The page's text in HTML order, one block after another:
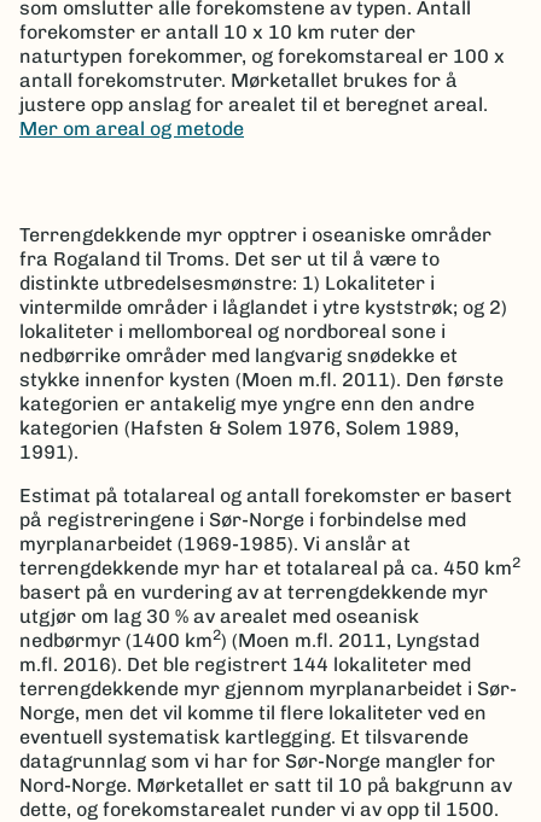
som omslutter alle forekomstene av typen. Antall
forekomster er antall 10 x 10 km ruter der
naturtypen forekommer, og forekomstareal er 100 x
antall forekomstruter. Mørketallet brukes for å
justere opp anslag for arealet til et beregnet areal.
Mer om areal og metode
Terrengdekkende myr opptrer i oseaniske områder
fra Rogaland til Troms. Det ser ut til å være to
distinkte utbredelsesmønstre: 1) Lokaliteter i
vintermilde områder i låglandet i ytre kyststrøk; og 2)
lokaliteter i mellomboreal og nordboreal sone i
nedbørrike områder med langvarig snødekke et
stykke innenfor kysten (Moen m.fl. 2011). Den første
kategorien er antakelig mye yngre enn den andre
kategorien (Hafsten & Solem 1976, Solem 1989,
1991).
Estimat på totalareal og antall forekomster er basert
på registreringene i Sør-Norge i forbindelse med
myrplanarbeidet (1969-1985). Vi anslår at
terrengdekkende myr har et totalareal på ca. 450 km2
basert på en vurdering av at terrengdekkende myr
utgjør om lag 30 % av arealet med oseanisk
nedbørmyr (1400 km2) (Moen m.fl. 2011, Lyngstad
m.fl. 2016). Det ble registrert 144 lokaliteter med
terrengdekkende myr gjennom myrplanarbeidet i Sør-
Norge, men det vil komme til flere lokaliteter ved en
eventuell systematisk kartlegging. Et tilsvarende
datagrunnlag som vi har for Sør-Norge mangler for
Nord-Norge. Mørketallet er satt til 10 på bakgrunn av
dette, og forekomstarealet runder vi av opp til 1500.